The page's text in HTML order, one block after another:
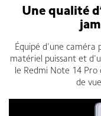
Une qualité
Équipé d'une caméra
matériel puissant et
le Redmi Note 14 Pro
de